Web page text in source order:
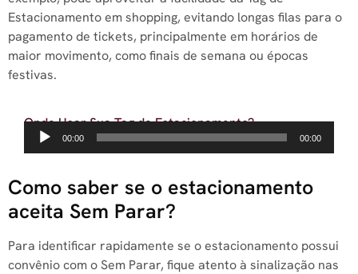
Estacionamento em shopping, evitando longas filas para o
pagamento de tickets, principalmente em horários de
maior movimento, como finais de semana ou épocas
festivas.
Onde Usar Sua Tag de Estacionamento?
Tocador00:00 00:00
Como saber se o estacionamento
aceita Sem Parar?
Para identificar rapidamente se o estacionamento possui
convênio com o Sem Parar, fique atento à sinalização nas